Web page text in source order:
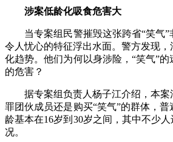
涉案低龄化吸食危害大
当专案组民警摧毁这张跨省“笑气”
令人忧心的特征浮出水面。警方发现
化趋势。他们为何以身涉险，“笑气”
的危害？
据专案组负责人杨子江介绍，本案
罪团伙成员还是购买“笑气”的群体，
龄基本在16岁到30岁之间，其中不少
况。